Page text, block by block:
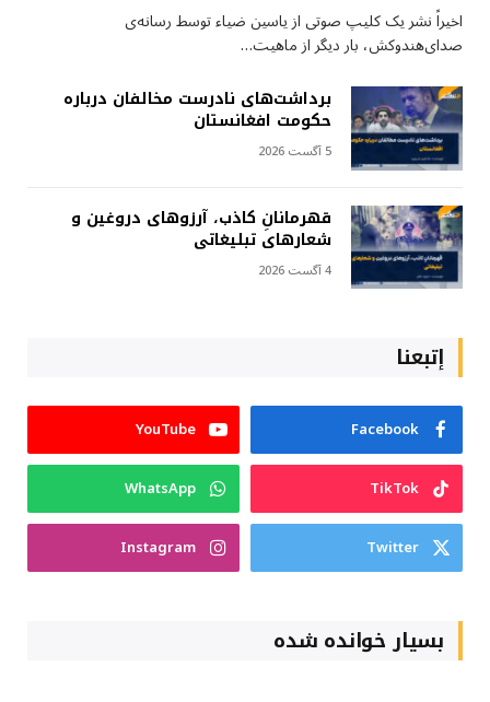
اخیراً نشر یک کلیپ صوتی از یاسین ضیاء توسط رسانه‌ی
صدای‌هندوکش، بار دیگر از ماهیت…
برداشت‌های نادرست مخالفان درباره
حکومت افغانستان
5 آگست 2026
قهرمانانِ کاذب، آرزوهای دروغین و
شعارهای تبلیغاتی
4 آگست 2026
إتبعنا
Facebook
YouTube
TikTok
WhatsApp
Twitter
Instagram
بسیار خوانده شده